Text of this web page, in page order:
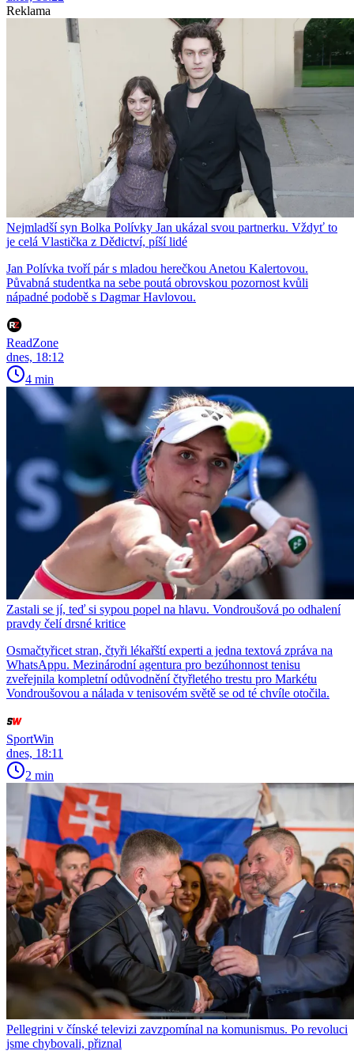
Reklama
Nejmladší syn Bolka Polívky Jan ukázal svou partnerku. Vždyť to
je celá Vlastička z Dědictví, píší lidé
Jan Polívka tvoří pár s mladou herečkou Anetou Kalertovou.
Půvabná studentka na sebe poutá obrovskou pozornost kvůli
nápadné podobě s Dagmar Havlovou.
ReadZone
dnes, 18:12
4 min
Zastali se jí, teď si sypou popel na hlavu. Vondroušová po odhalení
pravdy čelí drsné kritice
Osmačtyřicet stran, čtyři lékařští experti a jedna textová zpráva na
WhatsAppu. Mezinárodní agentura pro bezúhonnost tenisu
zveřejnila kompletní odůvodnění čtyřletého trestu pro Markétu
Vondroušovou a nálada v tenisovém světě se od té chvíle otočila.
SportWin
dnes, 18:11
2 min
Pellegrini v čínské televizi zavzpomínal na komunismus. Po revoluci
jsme chybovali, přiznal